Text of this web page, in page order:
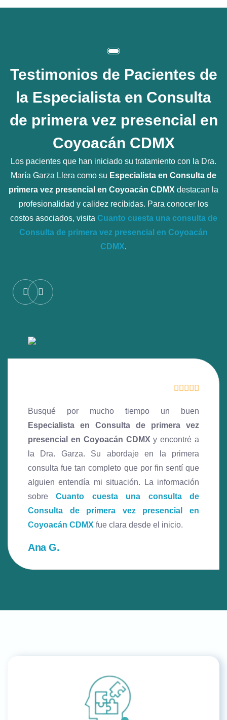
Testimonios de Pacientes de
la Especialista en Consulta
de primera vez presencial en
Coyoacán CDMX
Los pacientes que han iniciado su tratamiento con la Dra.
María Garza Llera como su Especialista en Consulta de
primera vez presencial en Coyoacán CDMX destacan la
profesionalidad y calidez recibidas. Para conocer los
costos asociados, visita Cuanto cuesta una consulta de
Consulta de primera vez presencial en Coyoacán
CDMX.
Busqué por mucho tiempo un buen
Especialista en Consulta de primera vez
presencial en Coyoacán CDMX y encontré a
la Dra. Garza. Su abordaje en la primera
consulta fue tan completo que por fin sentí que
alguien entendía mi situación. La información
sobreCuanto cuesta una consulta de
Consulta de primera vez presencial en
Coyoacán CDMX fue clara desde el inicio.
Ana G.